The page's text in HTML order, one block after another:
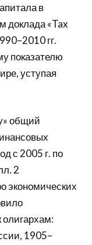
в
доклада «Tax
гг.
показателю
уступая
общий
с 2005 г. по
2
экономических
олигархам:
1905–